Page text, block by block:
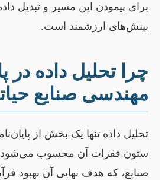
برای پیمودن این مسیر و تبدیل
بینش‌های ارزشمند است.
چرا تحلیل داده در
مهندسی صنایع
تحلیل داده تنها یک بخش از
ستون فقرات آن محسوب
صنایع، که هدف نهایی آن بهبود